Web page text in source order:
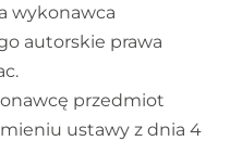
wykonawca
autorskie prawa
przedmiot
ustawy z dnia 4